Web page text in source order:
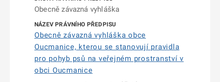
Obecně závazná vyhláška
Obecně závazná vyhláška obce
Oucmanice, kterou se stanovují pravidla
pro pohyb psů na veřejném prostranství v
obci Oucmanice